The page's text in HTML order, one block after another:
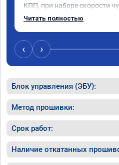
КПП, при наборе скорости
солидный запас мощности.
Читать полностью
‹ ›
Блок управления (ЭБУ):
Метод прошивки:
Срок работ:
Наличие откатанных